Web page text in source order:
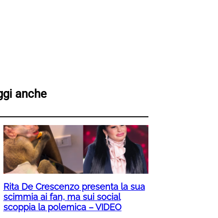
anche
Rita De Crescenzo presenta la sua
scimmia ai fan, ma sui social
scoppia la polemica – VIDEO